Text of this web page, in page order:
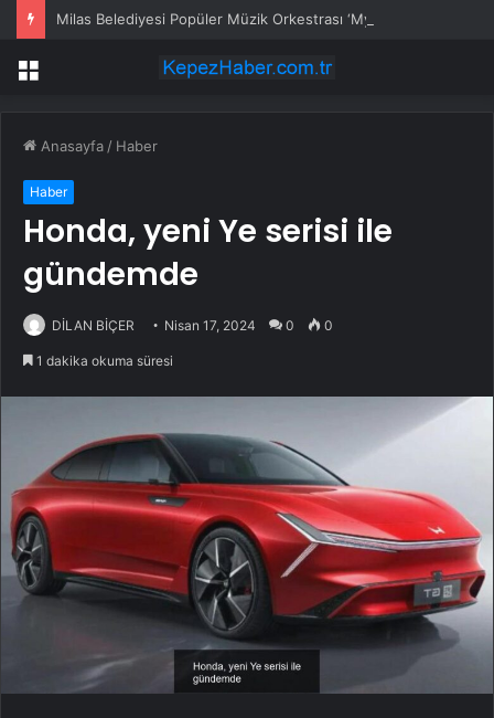
Menü
Anasayfa / Haber
Haber
Honda, yeni Ye serisi ile
gündemde
DİLAN BİÇER Nisan 17, 2024 0 0
1 dakika okuma süresi